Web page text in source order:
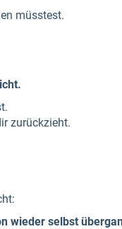
müsstest.
zurückzieht.
wieder selbst